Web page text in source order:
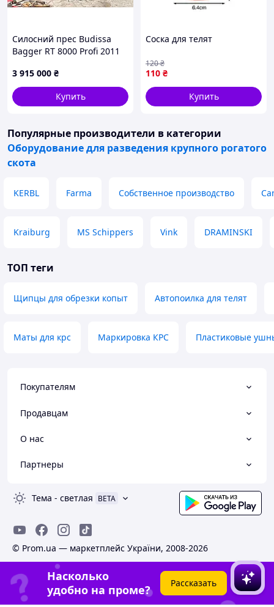
Силосний прес Budissa
Bagger RT 8000 Profi 2011
3 915 000 ₴
Купить
Соска для телят
110 ₴
120₴
Купить
Популярные производители в категории
Оборудование для разведения крупного рогатого
скота
KERBL Farma Собственное производство
Kraiburg MS Schippers Vink DRAMINSKI
ТОП теги
Щипцы для обрезки копыт Автопоилка для телят
Маты для крс Маркировка КРС Пластиковые
Покупателям
Продавцам
О нас
Партнеры
Тема - светлая BETA
© Prom.ua — маркетплейс України, 2008-2026
Насколько
удобно на проме?
Рассказать